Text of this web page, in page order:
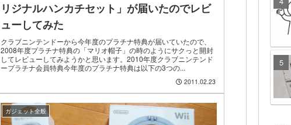
リジナルハンカチセット」が届いたのでレビ
ューしてみた
クラブニンテンドーから今年度のプラチナ特典が届いていたので、
2008年度プラチナ特典の「マリオ帽子」の時のようにサクっと開封
してレビューしてみようかと思います。2010年度クラブニンテンド
ープラチナ会員特典今年度のプラチナ特典は以下の3つの...
2011.02.23
ガジェット全般